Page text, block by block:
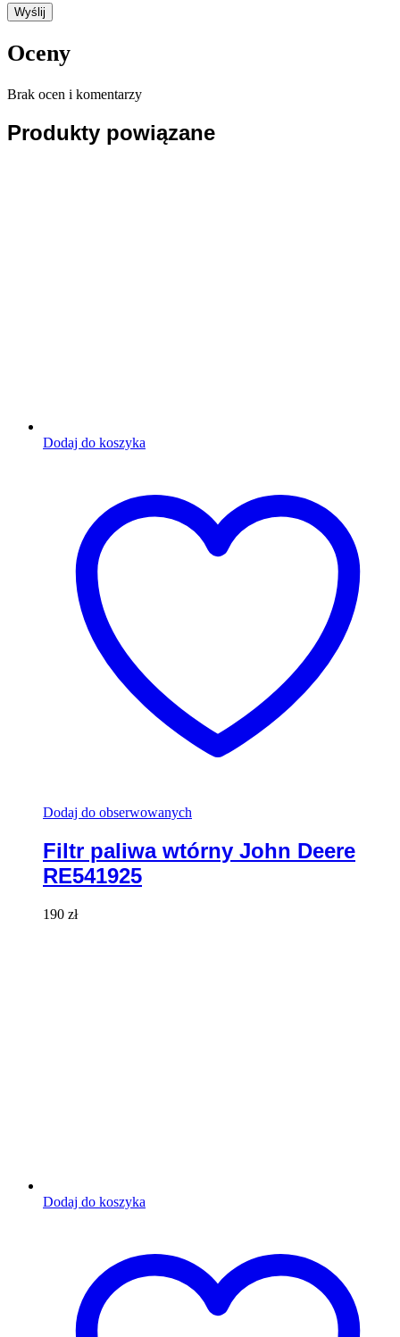
Oceny
Brak ocen i komentarzy
Produkty powiązane
Dodaj do koszyka
Dodaj do obserwowanych
Filtr paliwa wtórny John Deere
RE541925
190 zł
Dodaj do koszyka